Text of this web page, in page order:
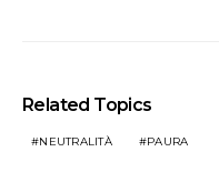
Related Topics
NEUTRALITÀ PAURA